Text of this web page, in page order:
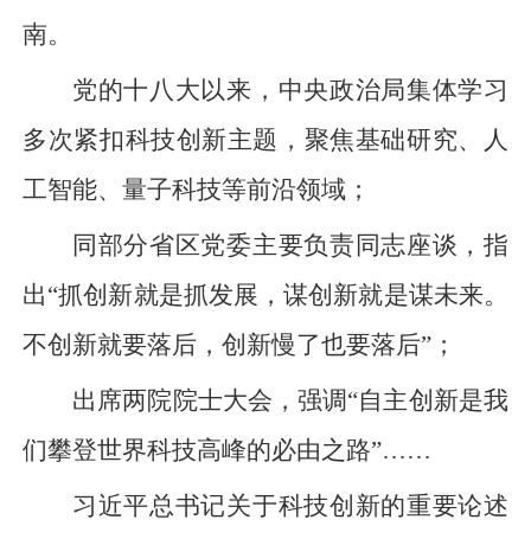
南。
党的十八大以来，中央政治局集体学习
多次紧扣科技创新主题，聚焦基础研究、人
工智能、量子科技等前沿领域；
同部分省区党委主要负责同志座谈，指
出“抓创新就是抓发展，谋创新就是谋未来。
不创新就要落后，创新慢了也要落后”；
出席两院院士大会，强调“自主创新是我
们攀登世界科技高峰的必由之路”……
习近平总书记关于科技创新的重要论述